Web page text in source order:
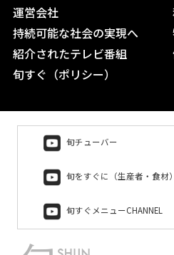
運営会社
持続可能な社会の実現へ
紹介されたテレビ番組
旬すぐ（ポリシー）
旬チューバー
旬をすぐに（生産者・食材）
旬すぐメニューCHANNEL